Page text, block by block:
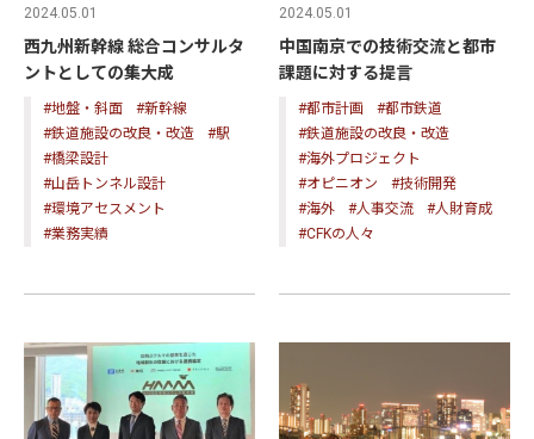
2024.05.01
西九州新幹線 総合コンサルタ
ントとしての集大成
#地盤・斜面
#新幹線
#鉄道施設の改良・改造
#駅
#橋梁設計
#山岳トンネル設計
#環境アセスメント
#業務実績
2024.05.01
中国南京での技術交流と都市
課題に対する提言
#都市計画
#都市鉄道
#鉄道施設の改良・改造
#海外プロジェクト
#オピニオン
#技術開発
#海外
#人事交流
#人財育成
#CFKの人々